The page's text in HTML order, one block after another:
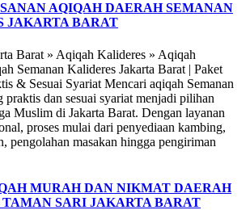
AQIQAH DAERAH SEMANAN
JAKARTA BARAT
Barat » Aqiqah Kalideres » Aqiqah
Semanan Kalideres Jakarta Barat | Paket
& Sesuai Syariat Mencari aqiqah Semanan
praktis dan sesuai syariat menjadi pilihan
Muslim di Jakarta Barat. Dengan layanan
proses mulai dari penyediaan kambing,
pengolahan masakan hingga pengiriman
MURAH DAN NIKMAT DAERAH
TAMAN SARI JAKARTA BARAT